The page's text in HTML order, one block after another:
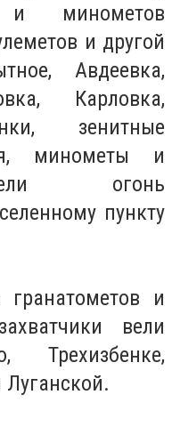
и минометов
и другой
Авдеевка,
Карловка,
зенитные
минометы и
огонь
пункту
и
вели